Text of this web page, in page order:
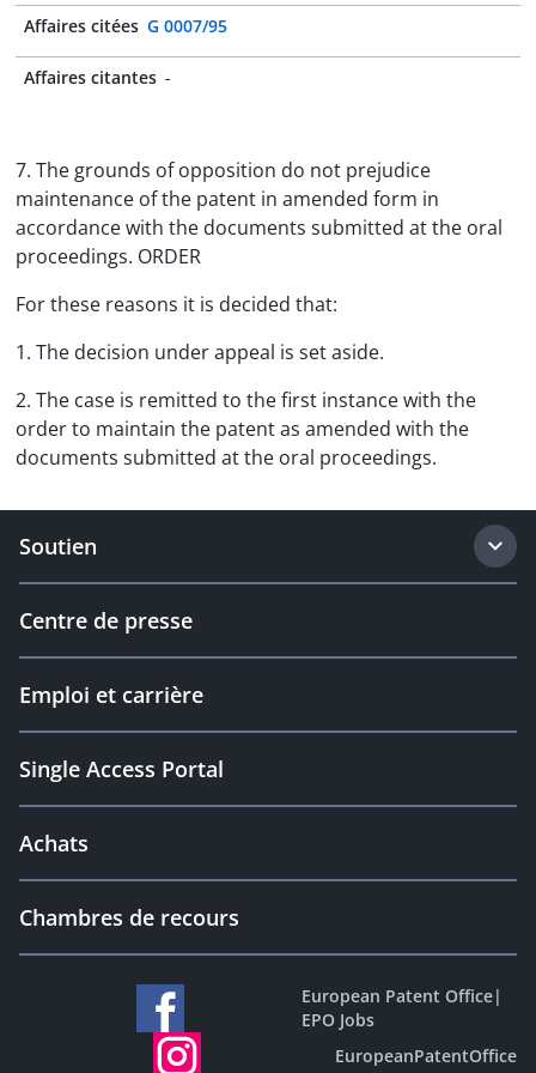
Affaires citées G 0007/95
Affaires citantes -
7. The grounds of opposition do not prejudice
maintenance of the patent in amended form in
accordance with the documents submitted at the oral
proceedings. ORDER
For these reasons it is decided that:
1. The decision under appeal is set aside.
2. The case is remitted to the first instance with the
order to maintain the patent as amended with the
documents submitted at the oral proceedings.
Soutien
Centre de presse
Emploi et carrière
Single Access Portal
Achats
Chambres de recours
European Patent Office|
EPO Jobs
EuropeanPatentOffice